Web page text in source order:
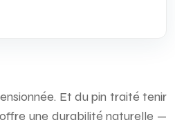
Et du pin traité tenir
une durabilité naturelle —